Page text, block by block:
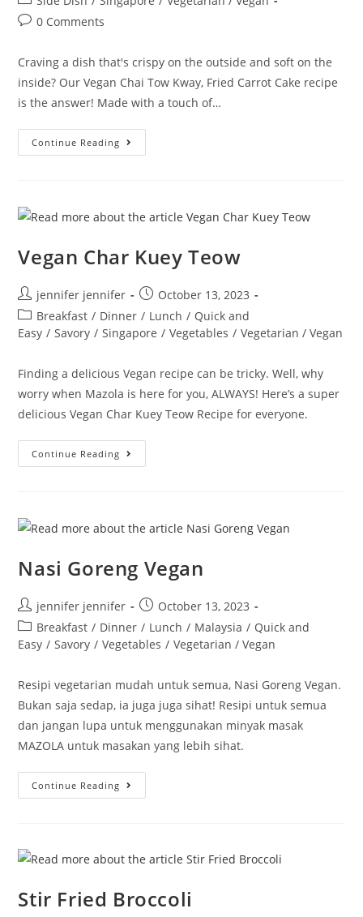
category:
Post0 Comments
Craving a dish that's crispy on the outside and soft on the
inside? Our Vegan Chai Tow Kway, Fried Carrot Cake recipe
is the answer! Made with a touch of…
Continue Reading Vegan
Chai
Carrot
Cake
Vegan Char Kuey Teow
Post
author:
jennifer jennifer
Post
published:
October 13, 2023
Post
category:
Breakfast / Dinner / Lunch / Quick and
Easy / Savory / Singapore / Vegetables / Vegetarian / Vegan
Finding a delicious Vegan recipe can be tricky. Well, why
worry when Mazola is here for you, ALWAYS! Here’s a super
delicious Vegan Char Kuey Teow Recipe for everyone.
Continue Reading Vegan
Char
Nasi Goreng Vegan
Post
author:
jennifer jennifer
Post
published:
October 13, 2023
Post
category:
Breakfast / Dinner / Lunch / Malaysia / Quick and
Easy / Savory / Vegetables / Vegetarian / Vegan
Resipi vegetarian mudah untuk semua, Nasi Goreng Vegan.
Bukan saja sedap, ia juga juga sihat! Resipi untuk semua
dan jangan lupa untuk menggunakan minyak masak
MAZOLA untuk masakan yang lebih sihat.
Continue Reading Nasi
Goreng
Stir Fried Broccoli